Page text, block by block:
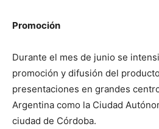
Promoción
Durante el mes de junio se
promoción y difusión del
presentaciones en grandes
Argentina como la Ciudad
ciudad de Córdoba.